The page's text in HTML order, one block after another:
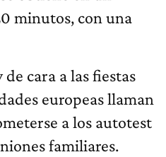
minutos, con una
cara a las fiestas
europeas llaman
a los autotest
familiares.